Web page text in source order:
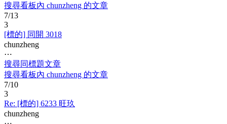
搜尋看板內 chunzheng 的文章
7/13
3
[標的] 同開 3018
chunzheng
⋯
搜尋同標題文章
搜尋看板內 chunzheng 的文章
7/10
3
Re: [標的] 6233 旺玖
chunzheng